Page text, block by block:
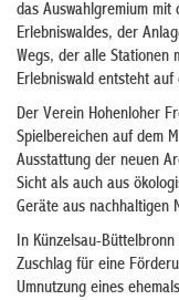
das Auswahlgremium
Erlebniswaldes, der
Wegs, der alle Stationen
Erlebniswald entsteht
Der Verein Hohenloher
Spielbereichen auf dem
Ausstattung der neuen
Sicht als auch aus
Geräte aus nachhaltigen
In Künzelsau-
Zuschlag für eine
Umnutzung eines